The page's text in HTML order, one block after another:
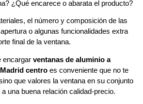
¿Qué encarece o abarata el producto?
el número y composición de las
o algunas funcionalidades extra
final de la ventana.
encargar ventanas de aluminio a
centro es conveniente que no te
que valores la ventana en su conjunto
una buena relación calidad-precio.